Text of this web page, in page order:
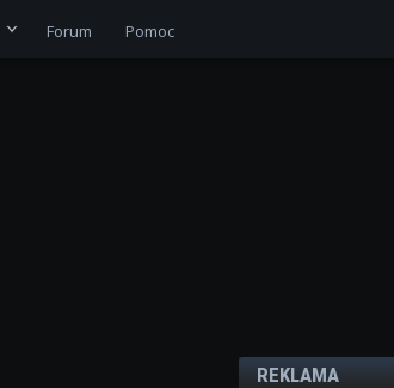
Forum Pomoc
REKLAMA